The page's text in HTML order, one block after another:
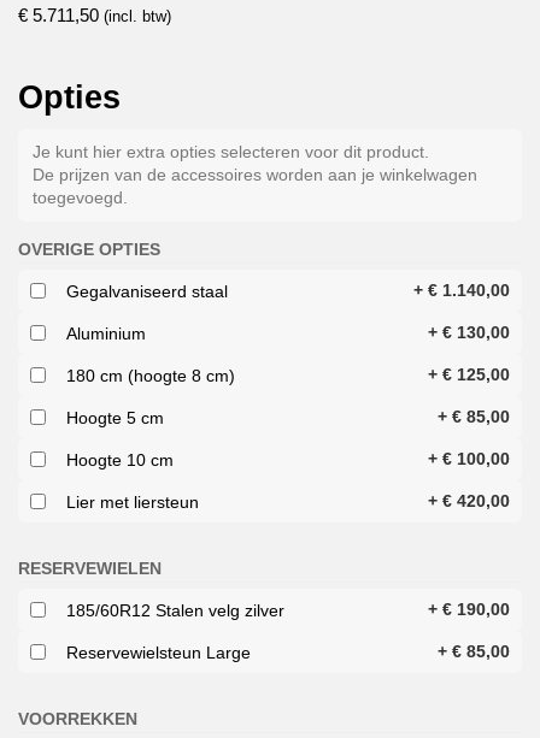
€ 5.711,50 (incl. btw)
Opties
Je kunt hier extra opties selecteren voor dit product.
De prijzen van de accessoires worden aan je winkelwagen
toegevoegd.
OVERIGE OPTIES
Gegalvaniseerd staal + € 1.140,00
Aluminium + € 130,00
180 cm (hoogte 8 cm) + € 125,00
Hoogte 5 cm + € 85,00
Hoogte 10 cm + € 100,00
Lier met liersteun + € 420,00
RESERVEWIELEN
185/60R12 Stalen velg zilver + € 190,00
Reservewielsteun Large + € 85,00
VOORREKKEN